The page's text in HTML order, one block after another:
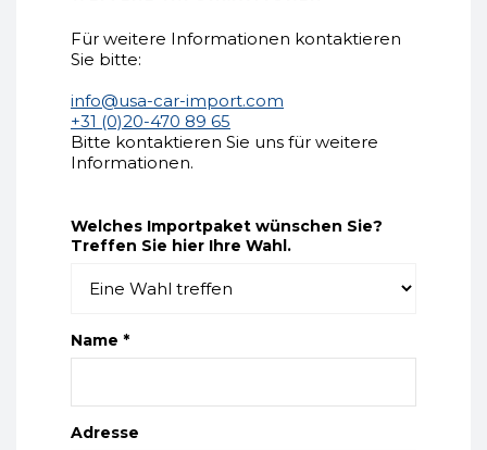
Für weitere Informationen kontaktieren
Sie bitte:
info@usa-car-import.com
+31 (0)20-470 89 65
Bitte kontaktieren Sie uns für weitere
Informationen.
Welches Importpaket wünschen Sie?
Treffen Sie hier Ihre Wahl.
Name *
Adresse